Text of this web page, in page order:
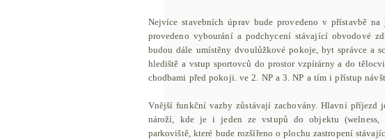
Nejvíce stavebních úprav bude provedeno v přístavbě
provedeno vybourání a podchycení stávající obvodové
budou dále umístěny dvoulůžkové pokoje, byt správce a
hlediště a vstup sportovců do prostor vzpírárny a do
chodbami před pokoji. ve 2. NP a 3. NP a tím i přístup
Vnější funkční vazby zůstávají zachovány. Hlavní
nároží, kde je i jeden ze vstupů do objektu (welness,
parkoviště, které bude rozšířeno o plochu zastropení